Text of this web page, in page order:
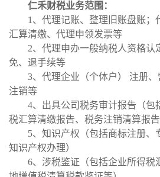
仁禾财税业务范围：
1、代理记账、整理旧账盘账；
汇算清缴、代理申领发票等
2、代理申办一般纳税人资格认
免、退手续等
3、代理企业（个体户） 注册、
注销等
4、出具公司税务审计报告（包
税汇算清缴报告、税务注销清算报告
5、知识产权（包括商标注册、
知识产权办理）
6、涉税鉴证（包括企业所得税